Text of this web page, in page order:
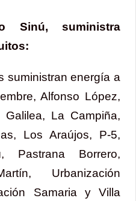
Sinú, suministra
suministran energía a
Alfonso López,
La Campiña,
Los Araújos, P-5,
Pastrana Borrero,
Urbanización
Samaria y Villa